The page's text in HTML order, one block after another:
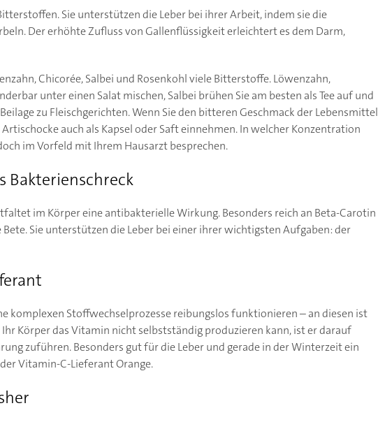
Sie unterstützen die Leber bei ihrer Arbeit, indem sie die
Der erhöhte Zufluss von Gallenflüssigkeit erleichtert es dem Darm,
Chicorée, Salbei und Rosenkohl viele Bitterstoffe. Löwenzahn,
unter einen Salat mischen, Salbei brühen Sie am besten als Tee auf und
zu Fleischgerichten. Wenn Sie den bitteren Geschmack der Lebensmittel
auch als Kapsel oder Saft einnehmen. In welcher Konzentration
im Vorfeld mit Ihrem Hausarzt besprechen.
Bakterienschreck
im Körper eine antibakterielle Wirkung. Besonders reich an Beta-Carotin
Sie unterstützen die Leber bei einer ihrer wichtigsten Aufgaben: der
komplexen Stoffwechselprozesse reibungslos funktionieren – an diesen ist
Körper das Vitamin nicht selbstständig produzieren kann, ist er darauf
zuführen. Besonders gut für die Leber und gerade in der Winterzeit ein
Vitamin-C-Lieferant Orange.